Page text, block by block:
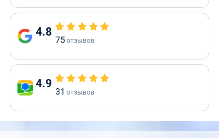
4.8
75отзывов
4.9
31 отзывов